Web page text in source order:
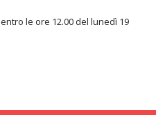
entro le ore 12.00 del lunedì 19